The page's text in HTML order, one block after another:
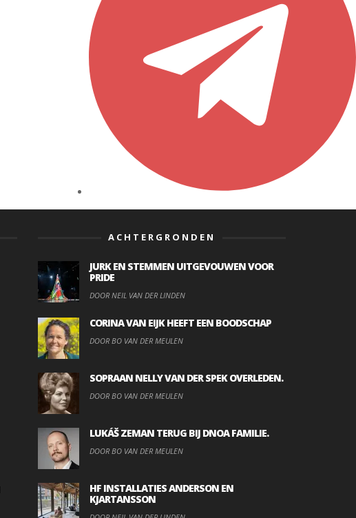
ACHTERGRONDEN
JURK EN STEMMEN UITGEVOUWEN VOOR
PRIDE
DOOR NEIL VAN DER LINDEN
CORINA VAN EIJK HEEFT EEN BOODSCHAP
DOOR BO VAN DER MEULEN
SOPRAAN NELLY VAN DER SPEK OVERLEDEN.
DOOR BO VAN DER MEULEN
LUKÁŠ ZEMAN TERUG BIJ DNOA FAMILIE.
DOOR BO VAN DER MEULEN
HF INSTALLATIES ANDERSON EN
KJARTANSSON